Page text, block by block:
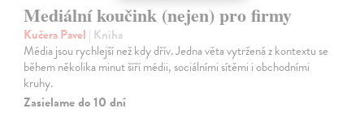
Mediální koučink (nejen) pro firmy
Kučera Pavel | Kniha
Média jsou rychlejší než kdy dřív. Jedna věta vytržená z kontextu se
během několika minut šíří médii, sociálními sítěmi i obchodními
kruhy.
Zasielame do 10 dní